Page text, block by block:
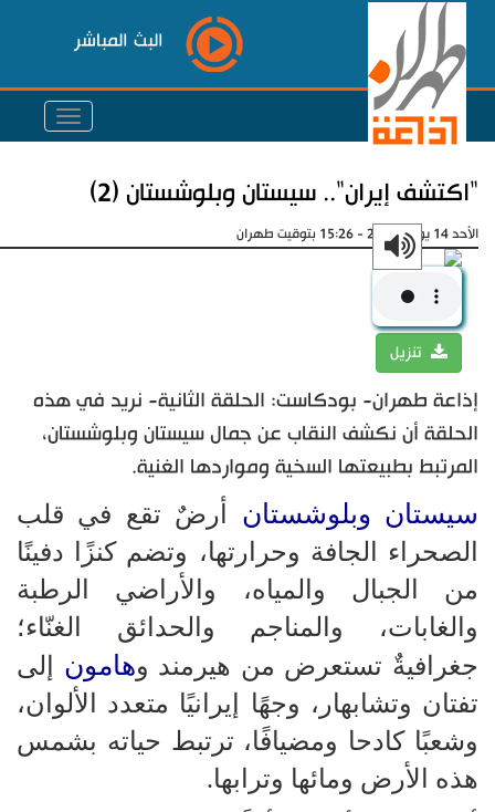
البث المباشر
"اكتشف إيران".. سيستان وبلوشستان (2)
الأحد 14 يونيو 2026 - 15:26 بتوقيت طهران
تنزيل
إذاعة طهران- بودكاست: الحلقة الثانية- نريد في هذه
الحلقة أن نكشف النقاب عن جمال سيستان وبلوشستان،
المرتبط بطبيعتها السخية ومواردها الغنية.
سيستان وبلوشستان أرضٌ تقع في قلب
الصحراء الجافة وحرارتها، وتضم كنزًا دفينًا
من الجبال والمياه، والأراضي الرطبة
والغابات، والمناجم والحدائق الغنّاء؛
جغرافيةٌ تستعرض من هيرمند وهامون إلى
تفتان وتشابهار، وجهًا إيرانيًا متعدد الألوان،
وشعبًا كادحا ومضيافًا، ترتبط حياته بشمس
هذه الأرض ومائها وترابها.